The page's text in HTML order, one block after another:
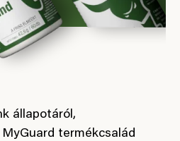
állapotáról,
termékcsalád